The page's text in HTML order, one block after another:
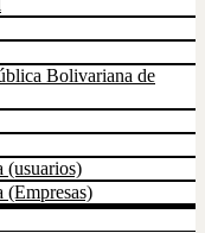
Bolivariana de
(usuarios)